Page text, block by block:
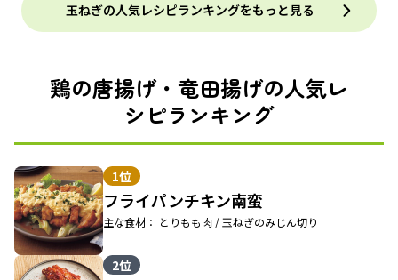
玉ねぎの人気レシピランキングをもっと見る
鶏の唐揚げ・竜田揚げの人気レ
シピランキング
1位
フライパンチキン南蛮
主な食材： とりもも肉 / 玉ねぎのみじん切り
2位